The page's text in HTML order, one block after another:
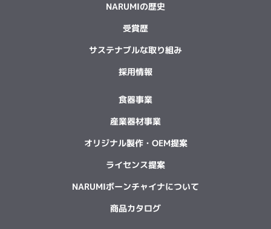
NARUMIの歴史
受賞歴
サステナブルな取り組み
採用情報
食器事業
産業器材事業
オリジナル製作・OEM提案
ライセンス提案
NARUMIボーンチャイナについて
商品カタログ